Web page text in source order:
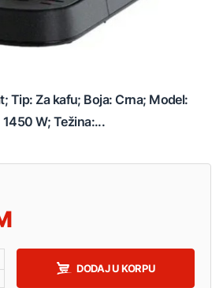
Tip: Za kafu; Boja: Crna; Model:
1450 W; Težina:...
DODAJ U KORPU